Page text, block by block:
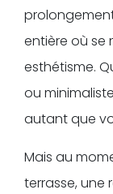
entière où se
esthétisme.
ou
autant que
Mais au
terrasse, une